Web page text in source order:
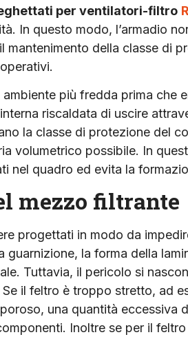
per ventilatori-filtro
In questo modo, l’armadio
della classe di
più fredda prima che
riscaldata di uscire
la classe di protezione del
volumetrico possibile. In
nel quadro ed evita la
mezzo filtrante
progettati in modo da
guarnizione, la forma della
Tuttavia, il pericolo si
il feltro è troppo stretto, ad
una quantità eccessiva
Inoltre se per il